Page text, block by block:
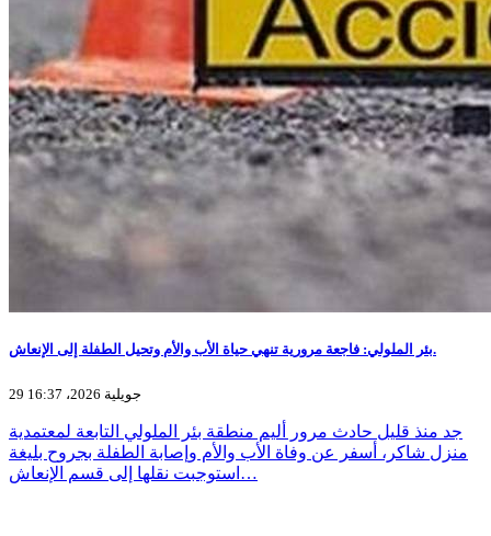
بئر الملولي: فاجعة مرورية تنهي حياة الأب والأم وتحيل الطفلة إلى الإنعاش.
29 جويلية 2026، 16:37
جد منذ قليل حادث مرور أليم منطقة بئر الملولي التابعة لمعتمدية
منزل شاكر، أسفر عن وفاة الأب والأم وإصابة الطفلة بجروح بليغة
استوجبت نقلها إلى قسم الإنعاش…